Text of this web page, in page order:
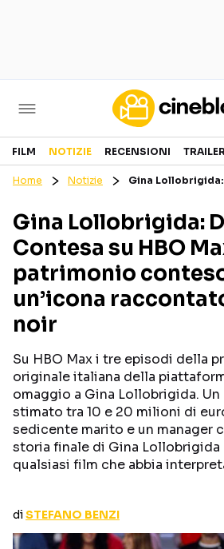
Cinema
GENERI
PERSONAGGI
Categorie
CURIOSITÀ
RECENSIONI
BOX
Seguici sui
FILM NOTIZIE RECENSIONI
Home Notizie Gina
Gina Lollobrigida:
Contesa su HBO
patrimonio
un’icona
noir
Su HBO Max i tre episodi della
originale italiana della
omaggio a Gina Lollobrigida.
stimato tra 10 e 20 milioni di
sedicente marito e un manager
storia finale di Gina Lollobrigida
qualsiasi film che abbia
diSTEFANO BENZI